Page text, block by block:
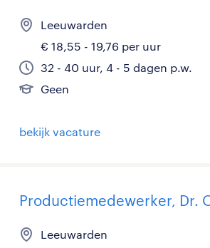
Leeuwarden
€ 18,55 - 19,76 per uur
32 - 40 uur, 4 - 5 dagen p.w.
Geen
bekijk vacature
Productiemedewerker, Dr.
Leeuwarden